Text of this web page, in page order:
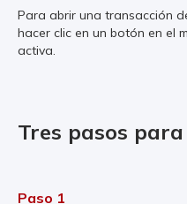
Para abrir una transacción
hacer clic en un botón en el
activa.
Tres pasos
Paso 1